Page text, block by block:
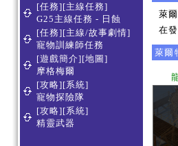
[任務][主線任務]
G25主線任務 - 日蝕
[任務][主線/故事劇情]
寵物訓練師任務
[遊戲簡介][地圖]
摩格梅爾
[攻略][系統]
寵物探險隊
[攻略][系統]
精靈武器
萊
在
萊爾